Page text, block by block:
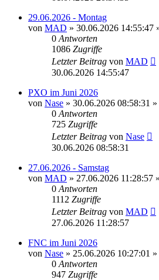
29.06.2026 - Montag
von MAD » 30.06.2026 14:55:47
0 Antworten
1086 Zugriffe
Letzter Beitrag von MAD
30.06.2026 14:55:47
PXO im Juni 2026
von Nase » 30.06.2026 08:58:31
0 Antworten
725 Zugriffe
Letzter Beitrag von Nase
30.06.2026 08:58:31
27.06.2026 - Samstag
von MAD » 27.06.2026 11:28:57
0 Antworten
1112 Zugriffe
Letzter Beitrag von MAD
27.06.2026 11:28:57
FNC im Juni 2026
von Nase » 25.06.2026 10:27:01
0 Antworten
947 Zugriffe